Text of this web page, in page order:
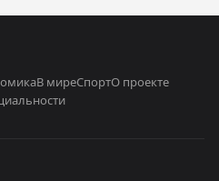
В миреСпортО проекте